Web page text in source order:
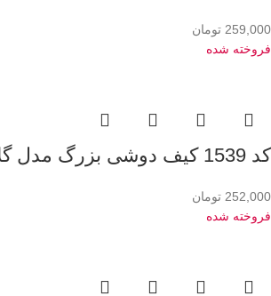
259,000 تومان
فروخته شده
کد 1539 کیف دوشی بزرگ مدل گلارا
252,000 تومان
فروخته شده